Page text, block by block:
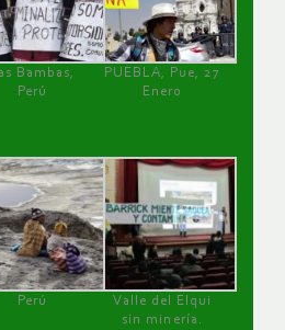
Bambas,
Perú
PUEBLA, Pue, 27
Enero
Perú
Valle del Elqui
sin minería.